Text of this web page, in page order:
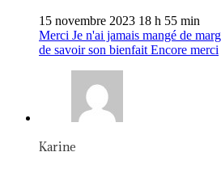
15 novembre 2023 18 h 55 min
Merci Je n'ai jamais mangé de
de savoir son bienfait Encore merci
Karine